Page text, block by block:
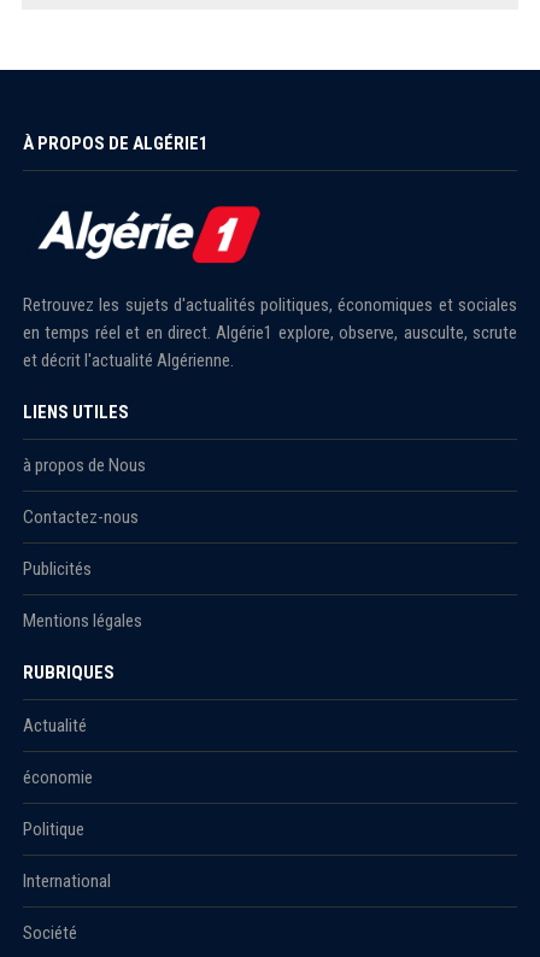
À PROPOS DE ALGÉRIE1
Retrouvez les sujets d'actualités politiques, économiques et sociales
en temps réel et en direct. Algérie1 explore, observe, ausculte, scrute
et décrit l'actualité Algérienne.
LIENS UTILES
à propos de Nous
Contactez-nous
Publicités
Mentions légales
RUBRIQUES
Actualité
économie
Politique
International
Société